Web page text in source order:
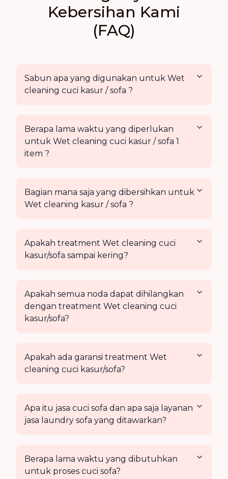
Kebersihan Kami
(FAQ)
Sabun apa yang digunakan untuk Wet
cleaning cuci kasur / sofa ?
Berapa lama waktu yang diperlukan
untuk Wet cleaning cuci kasur / sofa 1
item ?
Bagian mana saja yang dibersihkan untuk
Wet cleaning kasur / sofa ?
Apakah treatment Wet cleaning cuci
kasur/sofa sampai kering?
Apakah semua noda dapat dihilangkan
dengan treatment Wet cleaning cuci
kasur/sofa?
Apakah ada garansi treatment Wet
cleaning cuci kasur/sofa?
Apa itu jasa cuci sofa dan apa saja layanan
jasa laundry sofa yang ditawarkan?
Berapa lama waktu yang dibutuhkan
untuk proses cuci sofa?